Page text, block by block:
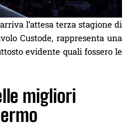
l’attesa terza stagione di
Custode, rappresenta una
evidente quali fossero le
migliori